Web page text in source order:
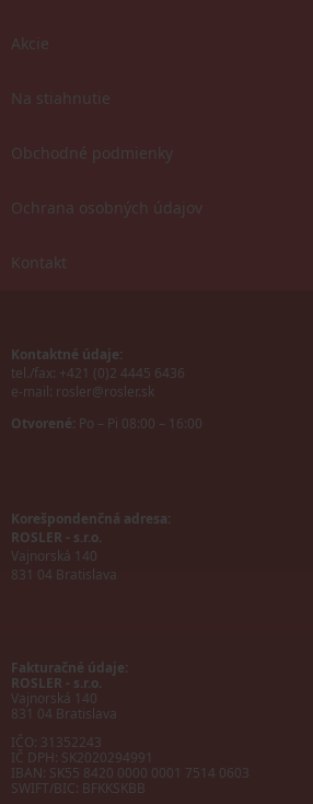
Akcie
Na stiahnutie
Obchodné podmienky
Ochrana osobných údajov
Kontakt
Kontaktné údaje:
tel./fax: +421 (0)2 4445 6436
e-mail: rosler@rosler.sk
Otvorené: Po – Pi 08:00 – 16:00
Korešpondenčná adresa:
ROSLER - s.r.o.
Vajnorská 140
831 04 Bratislava
Fakturačné údaje:
ROSLER - s.r.o.
Vajnorská 140
831 04 Bratislava
IČO: 31352243
IČ DPH: SK2020294991
IBAN: SK55 8420 0000 0001 7514 0603
SWIFT/BIC: BFKKSKBB